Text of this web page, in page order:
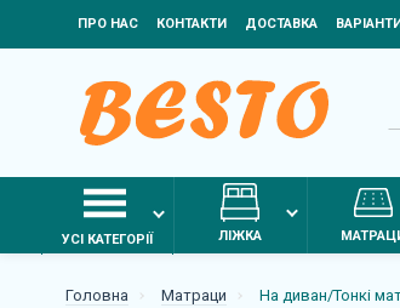
ПРО НАС КОНТАКТИ ДОСТАВКА
УСІ КАТЕГОРІЇ ЛІЖКА
Головна Матраци На диван/Тонкі